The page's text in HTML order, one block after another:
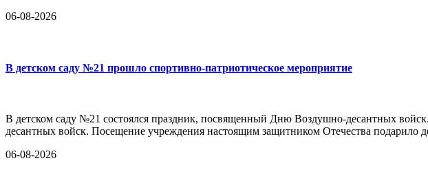
06-08-2026
В детском саду №21 прошло спортивно-патриотическое мероприятие
В детском саду №21 состоялся праздник, посвященный Дню Воздушно-десантных
десантных войск. Посещение учреждения настоящим защитником Отечества
06-08-2026